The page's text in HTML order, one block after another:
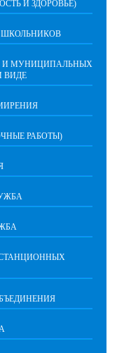
И ЗДОРОВЬЕ)
И МУНИЦИПАЛЬНЫХ
ВИДЕ
РАБОТЫ)